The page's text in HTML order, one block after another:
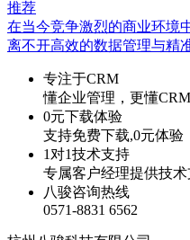
推荐
在当今竞争激烈的商业环境
离不开高效的数据管理与精
专注于CRM
懂企业管理，更懂
0元下载体验
支持免费下载,0元体验
1对1技术支持
专属客户经理提供技
八骏咨询热线
0571-8831 6562